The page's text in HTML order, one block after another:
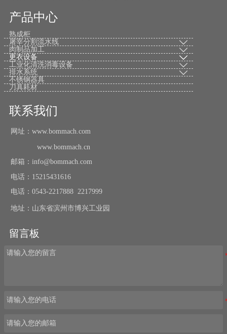
产品中心
熟成柜
屠宰分割流水线

肉制品加工 
更衣设备 
工业化清洗消毒设备 
排水系统 
不锈钢器具
刀具耗材
联系我们
网址：www.bommach.com
www.bommach.cn
邮箱：info@bommach.com
电话：15215431616
电话：0543-2217888 2217999
地址：山东省滨州市博兴工业园
留言板